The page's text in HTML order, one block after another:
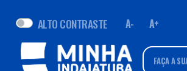
ALTO CONTRASTE A- A+